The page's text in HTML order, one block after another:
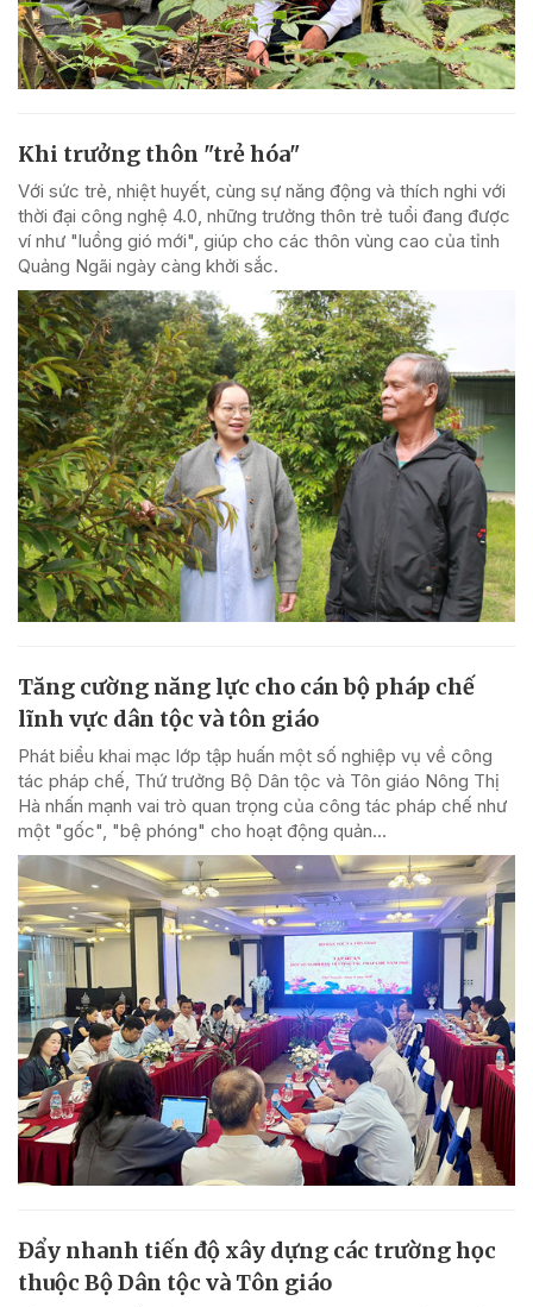
Khi trưởng thôn "trẻ hóa"
Với sức trẻ, nhiệt huyết, cùng sự năng động và thích nghi với
thời đại công nghệ 4.0, những trưởng thôn trẻ tuổi đang được
ví như "luồng gió mới", giúp cho các thôn vùng cao của tỉnh
Quảng Ngãi ngày càng khởi sắc.
Tăng cường năng lực cho cán bộ pháp chế
lĩnh vực dân tộc và tôn giáo
Phát biểu khai mạc lớp tập huấn một số nghiệp vụ về công
tác pháp chế, Thứ trưởng Bộ Dân tộc và Tôn giáo Nông Thị
Hà nhấn mạnh vai trò quan trọng của công tác pháp chế như
một "gốc", "bệ phóng" cho hoạt động quản...
Đẩy nhanh tiến độ xây dựng các trường học
thuộc Bộ Dân tộc và Tôn giáo